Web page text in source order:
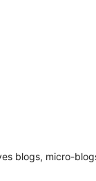
blogs, micro-